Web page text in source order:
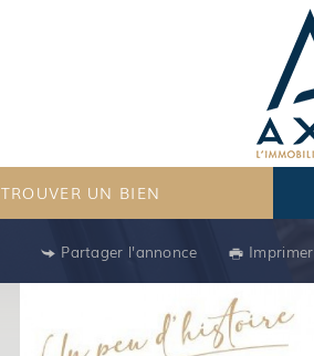
TROUVER UN BIEN
Partager l'annonce Imprimer